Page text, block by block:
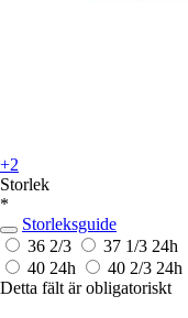
+2
Storlek
*
Storleksguide
36 2/3
37 1/3 24h
40 24h 40 2/3 24h
Detta fält är obligatoriskt